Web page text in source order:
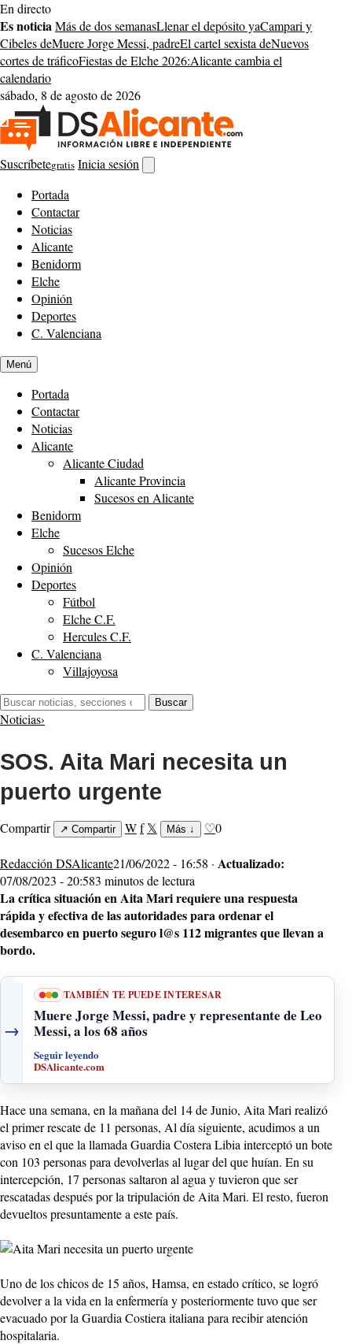
Saltar
al
contenido
En directo
Es noticiaMás de dos semanasLlenar el depósito yaCampari y
Cibeles deMuere Jorge Messi, padreEl cartel sexista deNuevos
cortes de tráficoFiestas de Elche 2026:Alicante cambia el
calendario
sábado, 8 de agosto de 2026
Suscríbetegratis Inicia sesión
buscador
Portada
Contactar
Noticias
Alicante
Benidorm
Elche
Opinión
Deportes
C. Valenciana
Menú
Portada
Contactar
Noticias
Alicante
Alicante Ciudad
Alicante Provincia
Sucesos en Alicante
Benidorm
Elche
Sucesos Elche
Opinión
Deportes
Fútbol
Elche C.F.
Hercules C.F.
C. Valenciana
Villajoyosa
Buscar:
Buscar
Noticias›
SOS. Aita Mari necesita un
puerto urgente
Compartir ↗ Compartir Wf 𝕏 Más ↓ ♡0
Redacción DSAlicante21/06/2022 - 16:58 · Actualizado:
07/08/2023 - 20:583 minutos de lectura
La crítica situación en Aita Mari requiere una respuesta
rápida y efectiva de las autoridades para ordenar el
desembarco en puerto seguro l@s 112 migrantes que llevan a
bordo.
→
TAMBIÉN TE PUEDE INTERESAR
Muere Jorge Messi, padre y representante de Leo
Messi, a los 68 años
Seguir leyendo
DSAlicante.com
Hace una semana, en la mañana del 14 de Junio, Aita Mari realizó
el primer rescate de 11 personas, Al día siguiente, acudimos a un
aviso en el que la llamada Guardia Costera Libia interceptó un bote
con 103 personas para devolverlas al lugar del que huían. En su
intercepción, 17 personas saltaron al agua y tuvieron que ser
rescatadas después por la tripulación de Aita Mari. El resto, fueron
devueltos presuntamente a este país.
Uno de los chicos de 15 años, Hamsa, en estado crítico, se logró
devolver a la vida en la enfermería y posteriormente tuvo que ser
evacuado por la Guardia Costiera italiana para recibir atención
hospitalaria.